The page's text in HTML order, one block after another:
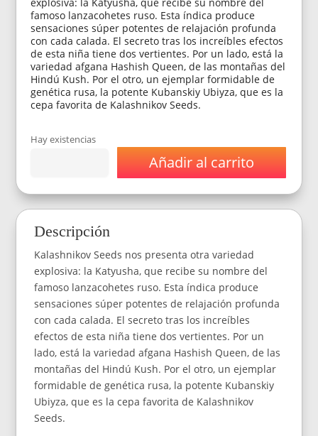
famoso lanzacohetes ruso. Esta índica produce
sensaciones súper potentes de relajación profunda
con cada calada. El secreto tras los increíbles efectos
de esta niña tiene dos vertientes. Por un lado, está la
variedad afgana Hashish Queen, de las montañas del
Hindú Kush. Por el otro, un ejemplar formidable de
genética rusa, la potente Kubanskiy Ubiyza, que es la
cepa favorita de Kalashnikov Seeds.
Hay existencias
Seeds
Katyusha
cantidad
Añadir al carrito
Descripción
Kalashnikov Seeds nos presenta otra variedad
explosiva: la Katyusha, que recibe su nombre del
famoso lanzacohetes ruso. Esta índica produce
sensaciones súper potentes de relajación profunda
con cada calada. El secreto tras los increíbles
efectos de esta niña tiene dos vertientes. Por un
lado, está la variedad afgana Hashish Queen, de las
montañas del Hindú Kush. Por el otro, un ejemplar
formidable de genética rusa, la potente Kubanskiy
Ubiyza, que es la cepa favorita de Kalashnikov
Seeds.